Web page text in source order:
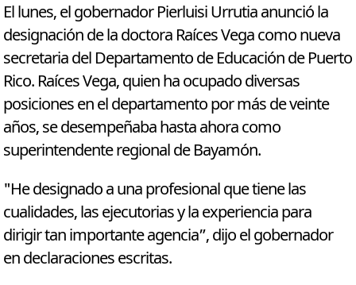
El lunes, el gobernador Pierluisi Urrutia anunció la
designación de la doctora Raíces Vega como nueva
secretaria del Departamento de Educación de Puerto
Rico. Raíces Vega, quien ha ocupado diversas
posiciones en el departamento por más de veinte
años, se desempeñaba hasta ahora como
superintendente regional de Bayamón.
"He designado a una profesional que tiene las
cualidades, las ejecutorias y la experiencia para
dirigir tan importante agencia”, dijo el gobernador
en declaraciones escritas.